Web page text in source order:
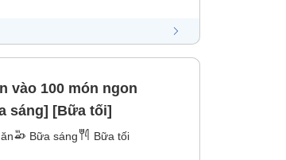
vào 100 món ngon
sáng] [Bữa tối]
Bữa sáng Bữa tối